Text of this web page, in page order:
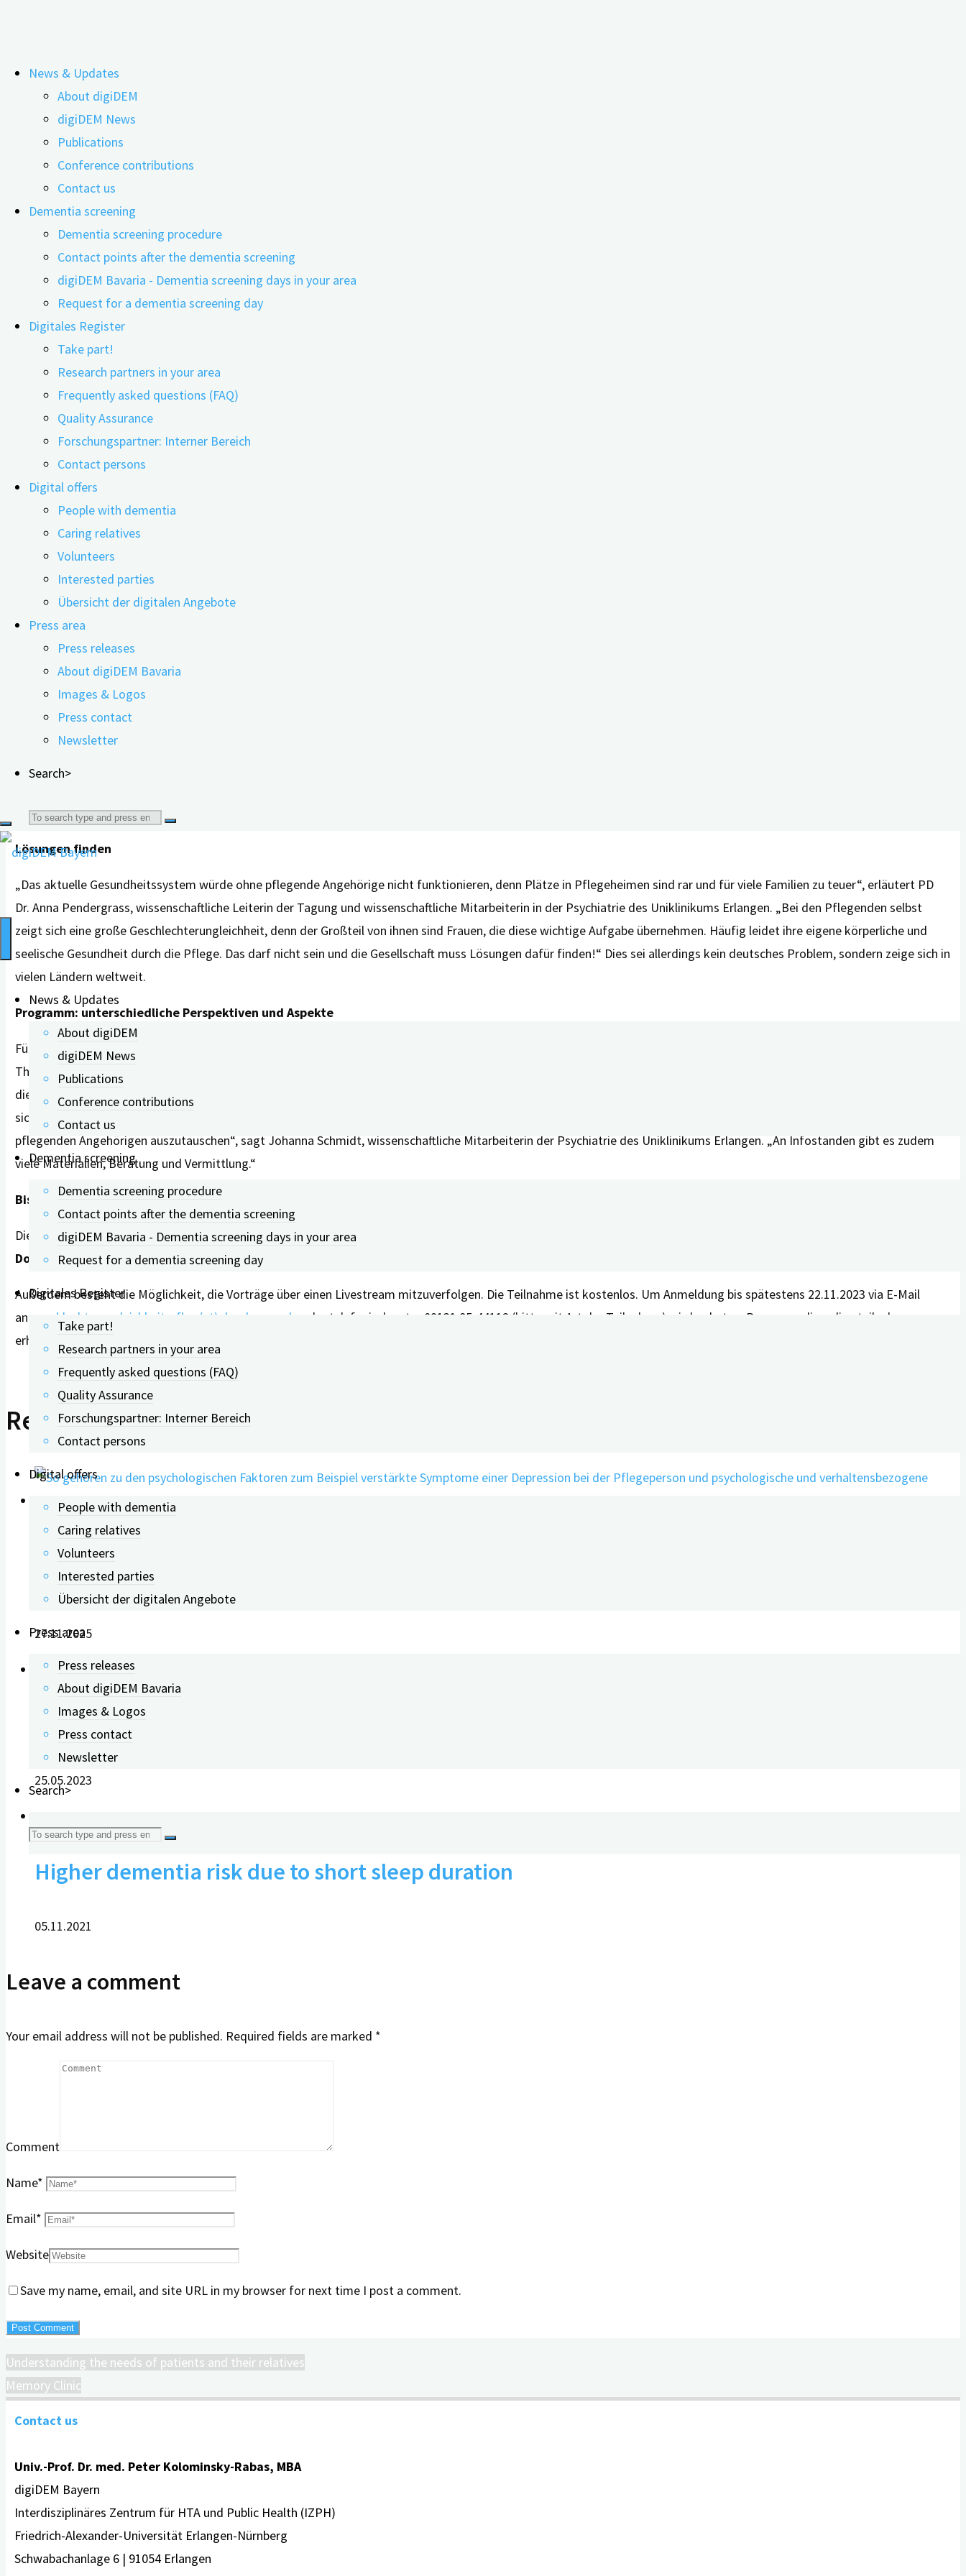
to
content
News & Updates
About digiDEM
digiDEM News
Publications
Conference contributions
Contact us
Dementia screening
Dementia screening procedure
Contact points after the dementia screening
digiDEM Bavaria - Dementia screening days in your area
Request for a dementia screening day
Digitales Register
Take part!
Research partners in your area
Frequently asked questions (FAQ)
Quality Assurance
Forschungspartner: Interner Bereich
Contact persons
Digital offers
People with dementia
Caring relatives
Volunteers
Interested parties
Übersicht der digitalen Angebote
Press area
Press releases
About digiDEM Bavaria
Images & Logos
Press contact
Newsletter
Search>
Search
for:
News & Updates
About digiDEM
digiDEM News
Publications
Conference contributions
Contact us
Dementia screening
Dementia screening procedure
Contact points after the dementia screening
digiDEM Bavaria - Dementia screening days in your area
Request for a dementia screening day
Digitales Register
Take part!
Research partners in your area
Frequently asked questions (FAQ)
Quality Assurance
Forschungspartner: Interner Bereich
Contact persons
Digital offers
People with dementia
Caring relatives
Volunteers
Interested parties
Übersicht der digitalen Angebote
Press area
Press releases
About digiDEM Bavaria
Images & Logos
Press contact
Newsletter
Search>
Search
for:
Conference: Challenges and Perspectives of Home Care
15.11.2023 04.12.2023
Direkt vor Ort oder über einen Livestream zuhören: Expertinnen und Experten aus ganz Deutschland beleuchten am Donnerstag, 23. November 2023, im Rahmen
des öffentlichen Teils der Tagung „Häusliche Pflege – Herausforderungen, Konsequenzen und Perspektiven“ zahlreiche Fragen zu diesem Thema. Die Tagung
richtet sich an pflegende An- und Zugehörige, Betroffene, Fachleute aus der Praxis und Interessierte und findet in Erlangen statt. Es besteht auch die
Möglichkeit, die Vorträge über einen Livestream mitzuverfolgen.
Photo: AdobeStock
Ohne pflegende Angehörige und ihre Bereitschaft, eine andere Person mit einer Erkrankung oder Behinderung zu unterstützen, zu betreuen und zu pflegen, wäre die häusliche
Pflege in Deutschland undenkbar. Für die Pflegenden, zum Großteil Frauen, geht diese verantwortungsvolle Aufgabe häufig mit großen Belastungen und finanziellen
Einschränkungen einher. Was zeigen aktuelle wissenschaftliche Studien zu den Konsequenzen dieser Pflege? Was könnten mögliche Lösungen für diese Situation sein? Was
wünschen sich Pflegende? Und wo und wie muss die Gesellschaft sie unterstützen?
Diese und weitere Fragen beleuchten Expertinnen und Experten am Donnerstag, 23. November 2023, im Rahmen des öffentlichen Teils der Tagung „Häusliche Pflege –
Psychotherapeutischen Klinik (Direktor: Prof. Dr. Johannes Kornhuber) des Uniklinikums Erlangen lädt alle Interessierten herzlich dazu ein.
Lösungen finden
„Das aktuelle Gesundheitssystem würde ohne pflegende Angehörige nicht funktionieren, denn Plätze in Pflegeheimen sind rar und für viele Familien zu teuer“, erläutert PD
Dr. Anna Pendergrass, wissenschaftliche Leiterin der Tagung und wissenschaftliche Mitarbeiterin in der Psychiatrie des Uniklinikums Erlangen. „Bei den Pflegenden selbst
zeigt sich eine große Geschlechterungleichheit, denn der Großteil von ihnen sind Frauen, die diese wichtige Aufgabe übernehmen. Häufig leidet ihre eigene körperliche und
seelische Gesundheit durch die Pflege. Das darf nicht sein und die Gesellschaft muss Lösungen dafür finden!“ Dies sei allerdings kein deutsches Problem, sondern zeige sich in
vielen Ländern weltweit.
Programm: unterschiedliche Perspektiven und Aspekte
Für die fünf Vorträge konnten acht renommierte Expertinnen und Experten aus ganz Deutschland gewonnen werden. Sie widmen sich unterschiedlichen Aspekten des
Themas. So werden beispielsweise die Ergebnisse einer repräsentativen Studie in Bayern zur Situation pflegender Angehöriger vorgestellt und es wird erörtert, welche Rollen
die Familie und die Nachbarschaft in der häuslichen Pflege spielen können. Darüber hinaus kommen Betroffene selbst mit ihren Erfahrungsberichten zu Wort. Zudem stellen
sich Vertreterinnen und Vertreter von Unterstützungs- und Entlastungsangeboten aus der Region vor. „Neben dem inhaltlichen Input ist genügend Zeit, um sich mit anderen
pflegenden Angehörigen auszutauschen“, sagt Johanna Schmidt, wissenschaftliche Mitarbeiterin der Psychiatrie des Uniklinikums Erlangen. „An Infoständen gibt es zudem
viele Materialien, Beratung und Vermittlung.“
Bis 22.11.2023 anmelden
Die Tagung richtet sich an Betroffene, pflegende An- und Zugehörige, Arbeitende und Forschende des Bereichs häusliche Pflege sowie Interessierte und findet am
Donnerstag, 23. November 2023, von 15.00 bis 19.00 Uhr
Außerdem besteht die Möglichkeit, die Vorträge über einen Livestream mitzuverfolgen. Die Teilnahme ist kostenlos. Um Anmeldung bis spätestens 22.11.2023 via E-Mail
an
geschlechterungleichheit-pfl.ps(at)uk-erlangen.de
oder telefonisch unter 09131 85-44112 (bitte mit Art der Teilnahme) wird gebeten. Personen, die online teilnehmen,
erhalten rechtzeitig vor der Veranstaltung eine E-Mail mit dem Zugangslink.
Related Posts
Factors influencing caregiving burden
27.11.2025
Formula to slow the progression of dementia
25.05.2023
Higher dementia risk due to short sleep duration
05.11.2021
Leave a comment
Your email address will not be published. Required fields are marked *
Comment
Name*
Email*
Website
Save my name, email, and site URL in my browser for next time I post a comment.
Understanding the needs of patients and their relatives
Memory Clinic
Contact us
Univ.-Prof. Dr. med. Peter Kolominsky-Rabas, MBA
digiDEM Bayern
Interdisziplinäres Zentrum für HTA und Public Health (IZPH)
Friedrich-Alexander-Universität Erlangen-Nürnberg
Schwabachanlage 6 | 91054 Erlangen